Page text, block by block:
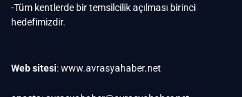
-Tüm kentlerde bir temsilcilik açılması birinci
hedefimizdir.
Web sitesi: www.avrasyahaber.net